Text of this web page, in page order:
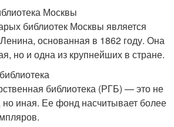
Москвы
библиотек Москвы является
основанная в 1862 году. Она
но и одна из крупнейших в стране.
библиотека (РГБ) — это не
но иная. Ее фонд насчитывает более